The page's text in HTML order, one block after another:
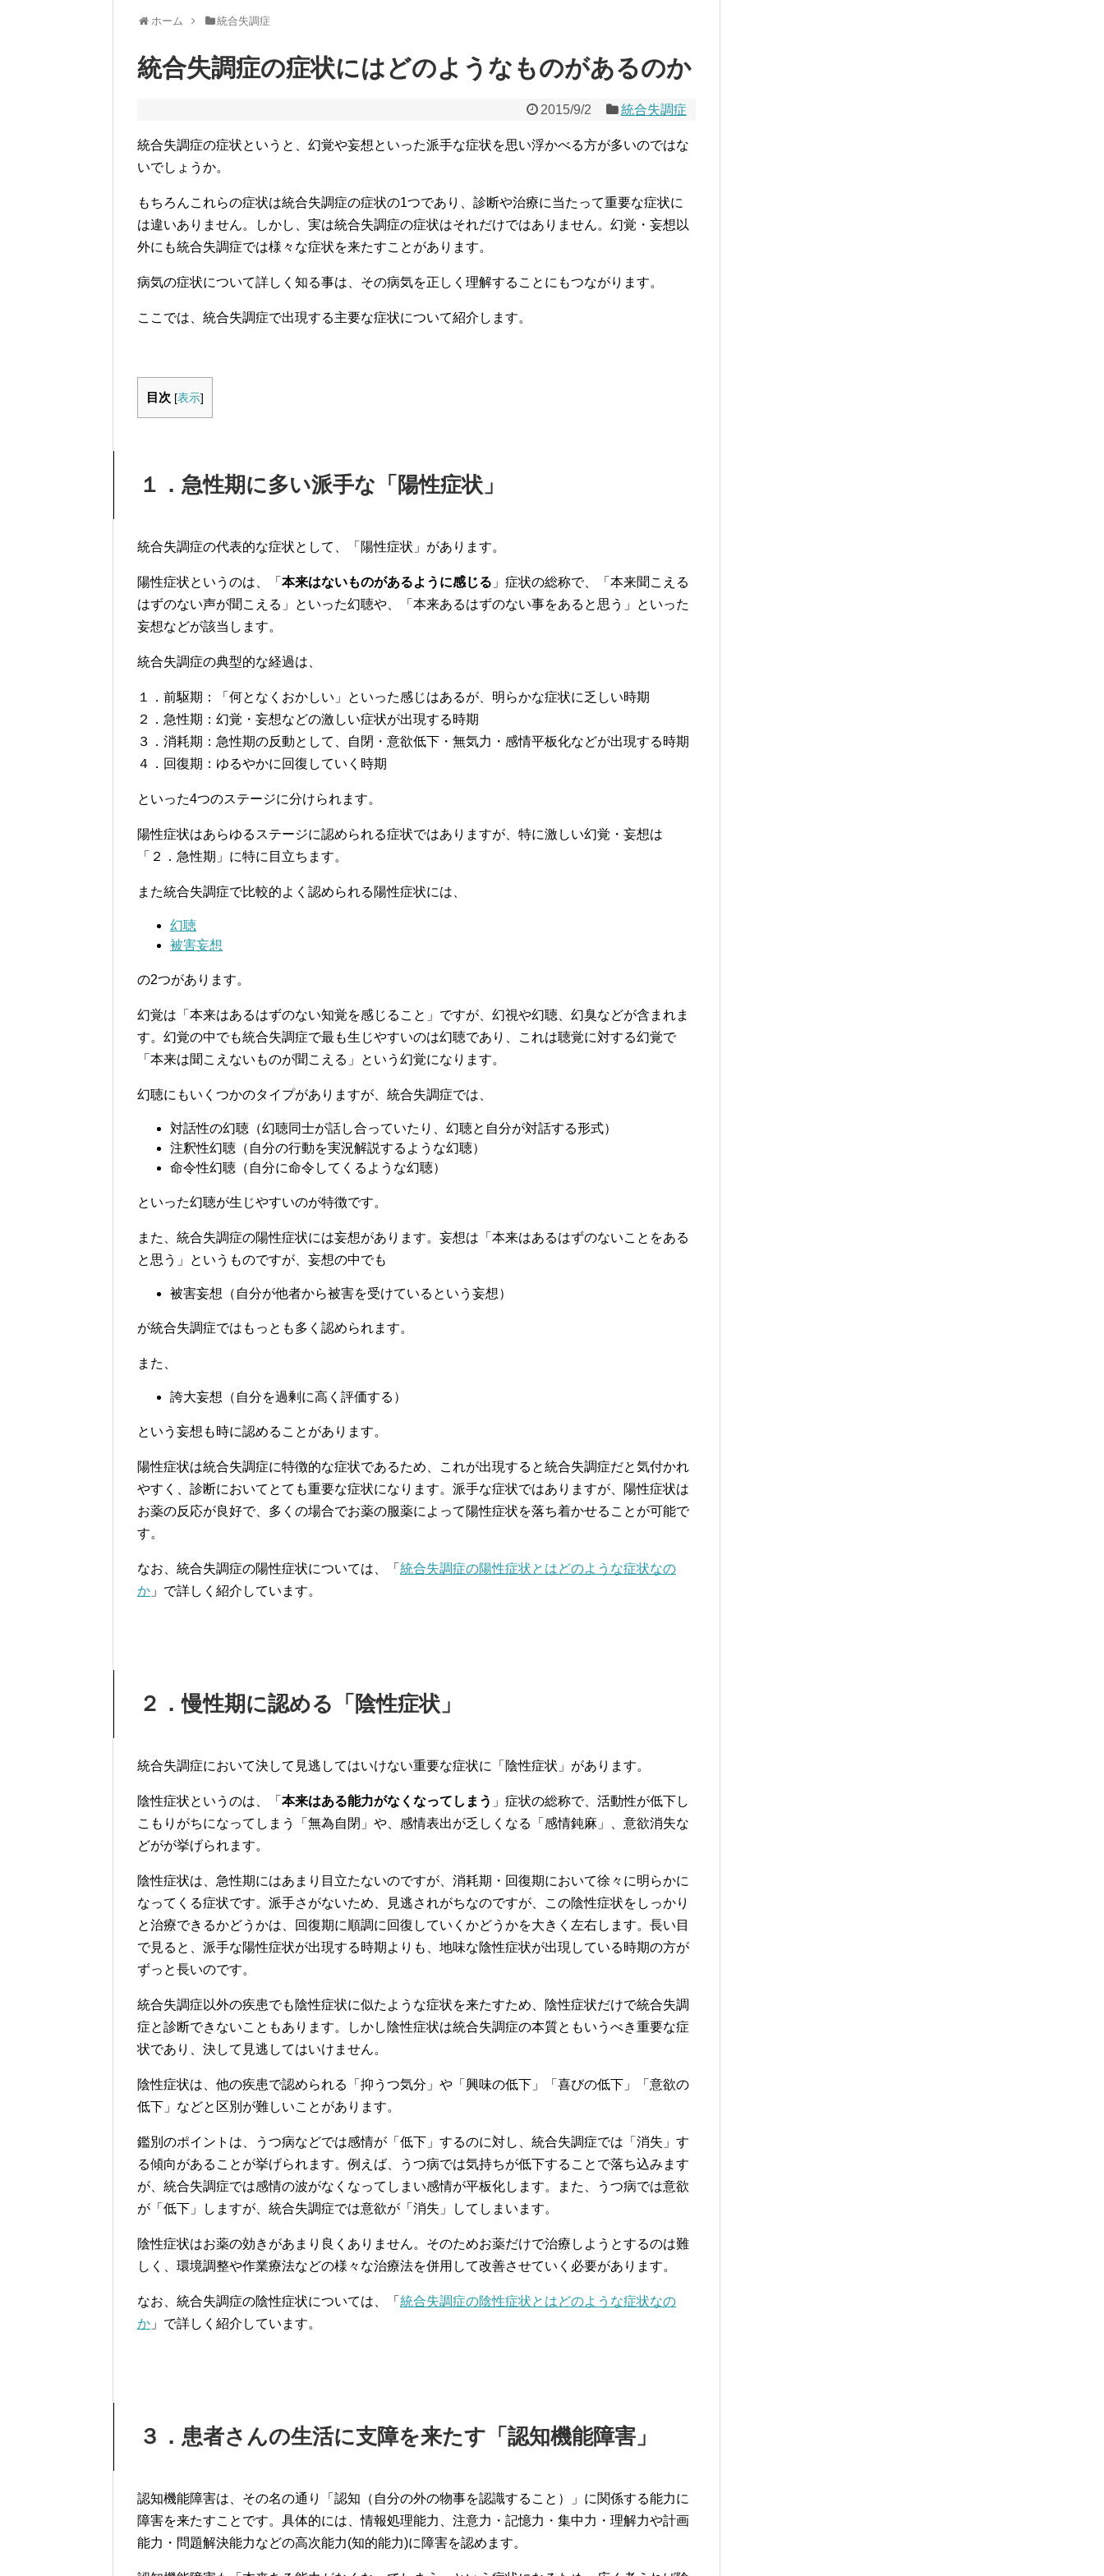
ホーム 統合失調症
統合失調症の症状にはどのようなものがあるのか
2015/9/2 統合失調症
統合失調症の症状というと、幻覚や妄想といった派手な症状を思い浮かべる方が多いのではな
いでしょうか。
もちろんこれらの症状は統合失調症の症状の1つであり、診断や治療に当たって重要な症状に
は違いありません。しかし、実は統合失調症の症状はそれだけではありません。幻覚・妄想以
外にも統合失調症では様々な症状を来たすことがあります。
病気の症状について詳しく知る事は、その病気を正しく理解することにもつながります。
ここでは、統合失調症で出現する主要な症状について紹介します。
目次 [表示]
１．急性期に多い派手な「陽性症状」
統合失調症の代表的な症状として、「陽性症状」があります。
陽性症状というのは、「 本来はないものがあるように感じる 」症状の総称で、「本来聞こえる
はずのない声が聞こえる」といった幻聴や、「本来あるはずのない事をあると思う」といった
妄想などが該当します。
統合失調症の典型的な経過は、
１．前駆期：「何となくおかしい」といった感じはあるが、明らかな症状に乏しい時期
２．急性期：幻覚・妄想などの激しい症状が出現する時期
３．消耗期：急性期の反動として、自閉・意欲低下・無気力・感情平板化などが出現する時期
４．回復期：ゆるやかに回復していく時期
といった4つのステージに分けられます。
陽性症状はあらゆるステージに認められる症状ではありますが、特に激しい幻覚・妄想は
「２．急性期」に特に目立ちます。
また統合失調症で比較的よく認められる陽性症状には、
幻聴
被害妄想
の2つがあります。
幻覚は「本来はあるはずのない知覚を感じること」ですが、幻視や幻聴、幻臭などが含まれま
す。幻覚の中でも統合失調症で最も生じやすいのは幻聴であり、これは聴覚に対する幻覚で
「本来は聞こえないものが聞こえる」という幻覚になります。
幻聴にもいくつかのタイプがありますが、統合失調症では、
対話性の幻聴（幻聴同士が話し合っていたり、幻聴と自分が対話する形式）
注釈性幻聴（自分の行動を実況解説するような幻聴）
命令性幻聴（自分に命令してくるような幻聴）
といった幻聴が生じやすいのが特徴です。
また、統合失調症の陽性症状には妄想があります。妄想は「本来はあるはずのないことをある
と思う」というものですが、妄想の中でも
被害妄想（自分が他者から被害を受けているという妄想）
が統合失調症ではもっとも多く認められます。
また、
誇大妄想（自分を過剰に高く評価する）
という妄想も時に認めることがあります。
陽性症状は統合失調症に特徴的な症状であるため、これが出現すると統合失調症だと気付かれ
やすく、診断においてとても重要な症状になります。派手な症状ではありますが、陽性症状は
お薬の反応が良好で、多くの場合でお薬の服薬によって陽性症状を落ち着かせることが可能で
す。
なお、統合失調症の陽性症状については、「 統合失調症の陽性症状とはどのような症状なの
か 」で詳しく紹介しています。
２．慢性期に認める「陰性症状」
統合失調症において決して見逃してはいけない重要な症状に「陰性症状」があります。
陰性症状というのは、「 本来はある能力がなくなってしまう 」症状の総称で、活動性が低下し
こもりがちになってしまう「無為自閉」や、感情表出が乏しくなる「感情鈍麻」、意欲消失な
どがが挙げられます。
陰性症状は、急性期にはあまり目立たないのですが、消耗期・回復期において徐々に明らかに
なってくる症状です。派手さがないため、見逃されがちなのですが、この陰性症状をしっかり
と治療できるかどうかは、回復期に順調に回復していくかどうかを大きく左右します。長い目
で見ると、派手な陽性症状が出現する時期よりも、地味な陰性症状が出現している時期の方が
ずっと長いのです。
統合失調症以外の疾患でも陰性症状に似たような症状を来たすため、陰性症状だけで統合失調
症と診断できないこともあります。しかし陰性症状は統合失調症の本質ともいうべき重要な症
状であり、決して見逃してはいけません。
陰性症状は、他の疾患で認められる「抑うつ気分」や「興味の低下」「喜びの低下」「意欲の
低下」などと区別が難しいことがあります。
鑑別のポイントは、うつ病などでは感情が「低下」するのに対し、統合失調症では「消失」す
る傾向があることが挙げられます。例えば、うつ病では気持ちが低下することで落ち込みます
が、統合失調症では感情の波がなくなってしまい感情が平板化します。また、うつ病では意欲
が「低下」しますが、統合失調症では意欲が「消失」してしまいます。
陰性症状はお薬の効きがあまり良くありません。そのためお薬だけで治療しようとするのは難
しく、環境調整や作業療法などの様々な治療法を併用して改善させていく必要があります。
なお、統合失調症の陰性症状については、「 統合失調症の陰性症状とはどのような症状なの
か 」で詳しく紹介しています。
３．患者さんの生活に支障を来たす「認知機能障害」
認知機能障害は、その名の通り「認知（自分の外の物事を認識すること）」に関係する能力に
障害を来たすことです。具体的には、情報処理能力、注意力・記憶力・集中力・理解力や計画
能力・問題解決能力などの高次能力(知的能力)に障害を認めます。